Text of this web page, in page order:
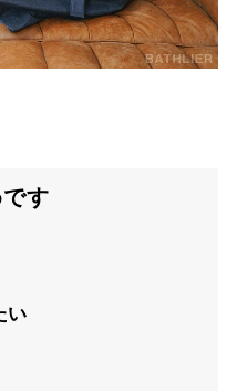
す
い